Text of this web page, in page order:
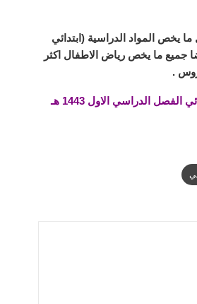
يخص المواد الدراسية (ابتدائي
جميع ما يخص رياض الاطفال اكثر
.
الدراسي الاول 1443 هـ